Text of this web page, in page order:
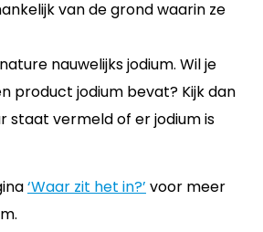
van de grond waarin ze
nauwelijks jodium. Wil je
product jodium bevat? Kijk dan
staat vermeld of er jodium is
‘Waar zit het in?’ voor meer